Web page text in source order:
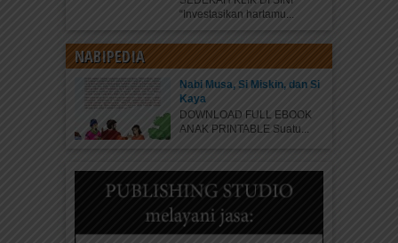
“Investasikan hartamu...
NABIPEDIA
Nabi Musa, Si Miskin, dan Si
Kaya
DOWNLOAD FULL EBOOK
ANAK PRINTABLE Suatu...